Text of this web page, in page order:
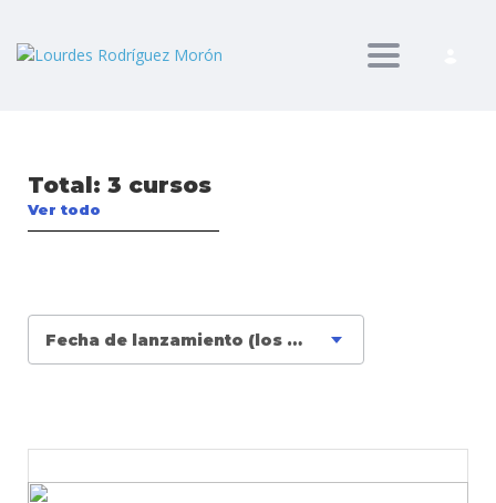
Toggle
Total: 3 cursos
Ver todo
Fecha de lanzamiento (los más recientes primero)